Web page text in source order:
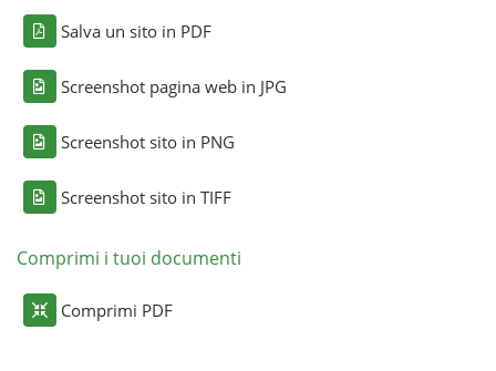
Salva un sito in PDF
Screenshot pagina web in JPG
Screenshot sito in PNG
Screenshot sito in TIFF
Comprimi i tuoi documenti
Comprimi PDF